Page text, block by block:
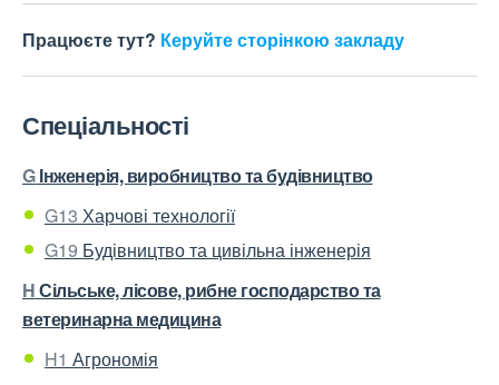
Працюєте тут? Керуйте сторінкою закладу
Спеціальності
GІнженерія, виробництво та будівництво
G13 Харчові технології
G19 Будівництво та цивільна інженерія
HСільське, лісове, рибне господарство та
ветеринарна медицина
H1 Агрономія